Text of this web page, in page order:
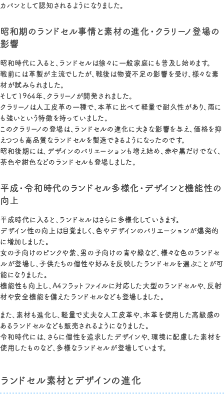
カバンとして認知されるようになりました。
昭和期のランドセル事情と素材の進化・クラリーノ登場の
影響
昭和時代に入ると、ランドセルは徐々に一般家庭にも普及し始めます。
戦前には革製が主流でしたが、戦後は物資不足の影響を受け、様々な素
材が試みられました。
そして1964年、クラリーノが開発されました。
クラリーノは人工皮革の一種で、本革に比べて軽量で耐久性があり、雨に
も強いという特徴を持っていました。
このクラリーノの登場は、ランドセルの進化に大きな影響を与え、価格を抑
えつつも高品質なランドセルを製造できるようになったのです。
昭和後期には、デザインのバリエーションも増え始め、赤や黒だけでなく、
茶色や紺色などのランドセルも登場しました。
平成・令和時代のランドセル多様化・デザインと機能性の
向上
平成時代に入ると、ランドセルはさらに多様化していきます。
デザイン性の向上は目覚ましく、色やデザインのバリエーションが爆発的
に増加しました。
女の子向けのピンクや紫、男の子向けの青や緑など、様々な色のランドセ
ルが登場し、子供たちの個性や好みを反映したランドセルを選ぶことが可
能になりました。
機能性も向上し、A4フラットファイルに対応した大型のランドセルや、反射
材や安全機能を備えたランドセルなども登場しました。
また、素材も進化し、軽量で丈夫な人工皮革や、本革を使用した高級感の
あるランドセルなども販売されるようになりました。
令和時代には、さらに個性を追求したデザインや、環境に配慮した素材を
使用したものなど、多様なランドセルが登場しています。
ランドセル素材とデザインの進化